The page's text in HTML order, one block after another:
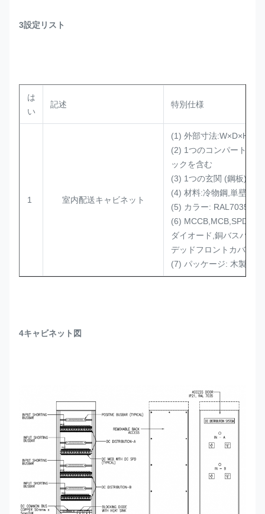
3設定リスト
は
い
記述 特別仕様
1 室内配送キャビネット
(1) 外部寸法:W×D×H
(2) 1つのコンパートメ
ックを含む
(3) 1つの玄関 (鋼板) と
(4) 材料:冷物鋼,単壁
(5) カラー: RAL7035
(6) MCCB,MCB,SPD,メ
ダイオード,銅バスバー,
デッドフロントカバーな
(7) パッケージ: 木製ケー
4キャビネット図